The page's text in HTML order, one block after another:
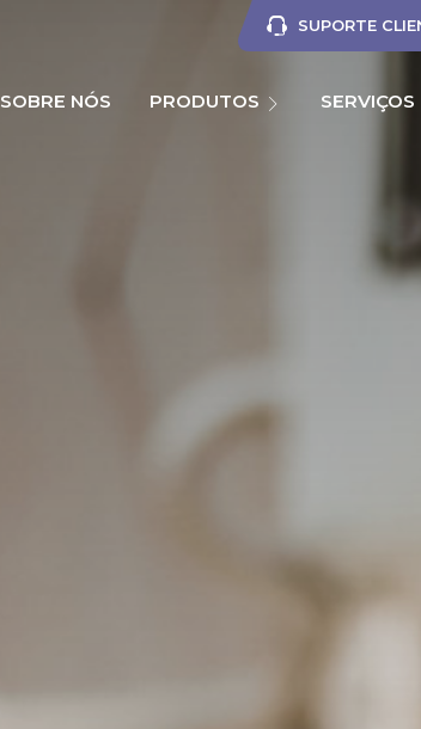
SOBRE NÓS PRODUTOS SERVIÇOS
SUPORTE